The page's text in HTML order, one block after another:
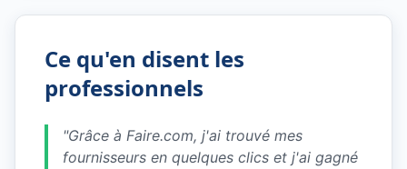
Ce qu'en disent les
professionnels
"Grâce à Faire.com, j'ai trouvé mes
fournisseurs en quelques clics et j'ai gagné